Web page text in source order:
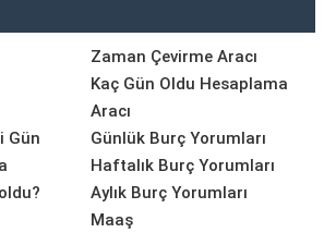
Gün
Zaman Çevirme Aracı
Kaç Gün Oldu Hesaplama
Aracı
Günlük Burç Yorumları
Haftalık Burç Yorumları
Aylık Burç Yorumları
Maaş